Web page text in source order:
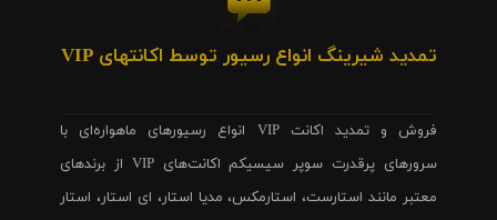
تمدید شیرینگ انواع رسیور توسط اکانتهای VIP
فروش و تمدید اکانت VIP انواع رسیورهای ماهواره‌ای با
سرورهای پرقدرت سوپر سیسیکم اکانت‌های VIP از برندهای
معتبر مانند استارست، استارمکس، مدیا استار، ای استار، استار